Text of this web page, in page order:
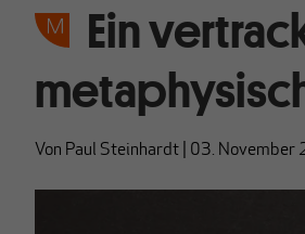
Ein
Von Paul Steinhardt 03. November